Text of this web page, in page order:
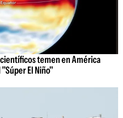
temen en América
El Niño"